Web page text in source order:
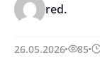
red.
26.05.2026 85